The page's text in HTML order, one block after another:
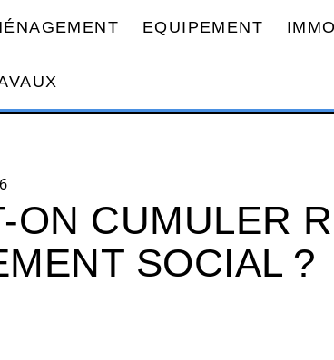
EQUIPEMENT IMMO
ON CUMULER
SOCIAL ?